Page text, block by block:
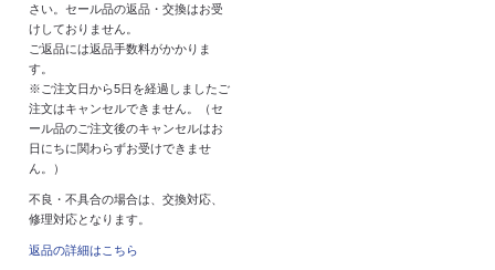
さい。セール品の返品・交換はお受
けしておりません。
ご返品には返品手数料がかかりま
す。
※ご注文日から5日を経過しましたご
注文はキャンセルできません。（セ
ール品のご注文後のキャンセルはお
日にちに関わらずお受けできませ
ん。）
不良・不具合の場合は、交換対応、
修理対応となります。
返品の詳細はこちら